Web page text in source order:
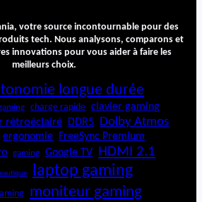
votre source incontournable pour des
tech. Nous analysons, comparons et
innovations pour vous aider à faire les
meilleurs choix.
longue durée
charge rapide clavier gaming
rétroéclairé DDR5 Dolby Atmos
ergonomie FreeSync Premium
gaming Google TV HDMI 2.1
laptop gaming
moniteur gaming